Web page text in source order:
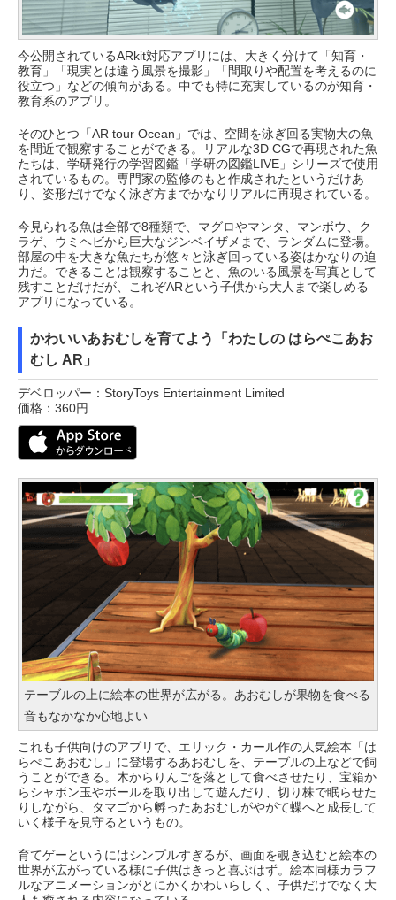
今公開されているARkit対応アプリには、大きく分けて「知育・
教育」「現実とは違う風景を撮影」「間取りや配置を考えるのに
役立つ」などの傾向がある。中でも特に充実しているのが知育・
教育系のアプリ。
そのひとつ「AR tour Ocean」では、空間を泳ぎ回る実物大の魚
を間近で観察することができる。リアルな3D CGで再現された魚
たちは、学研発行の学習図鑑「学研の図鑑LIVE」シリーズで使用
されているもの。専門家の監修のもと作成されたというだけあ
り、姿形だけでなく泳ぎ方までかなりリアルに再現されている。
今見られる魚は全部で8種類で、マグロやマンタ、マンボウ、ク
ラゲ、ウミヘビから巨大なジンベイザメまで、ランダムに登場。
部屋の中を大きな魚たちが悠々と泳ぎ回っている姿はかなりの迫
力だ。できることは観察することと、魚のいる風景を写真として
残すことだけだが、これぞARという子供から大人まで楽しめる
アプリになっている。
かわいいあおむしを育てよう「わたしの はらぺこあお
むし AR」
デベロッパー：StoryToys Entertainment Limited
価格：360円
テーブルの上に絵本の世界が広がる。あおむしが果物を食べる
音もなかなか心地よい
これも子供向けのアプリで、エリック・カール作の人気絵本「は
らぺこあおむし」に登場するあおむしを、テーブルの上などで飼
うことができる。木からりんごを落として食べさせたり、宝箱か
らシャボン玉やボールを取り出して遊んだり、切り株で眠らせた
りしながら、タマゴから孵ったあおむしがやがて蝶へと成長して
いく様子を見守るというもの。
育てゲーというにはシンプルすぎるが、画面を覗き込むと絵本の
世界が広がっている様に子供はきっと喜ぶはず。絵本同様カラフ
ルなアニメーションがとにかくかわいらしく、子供だけでなく大